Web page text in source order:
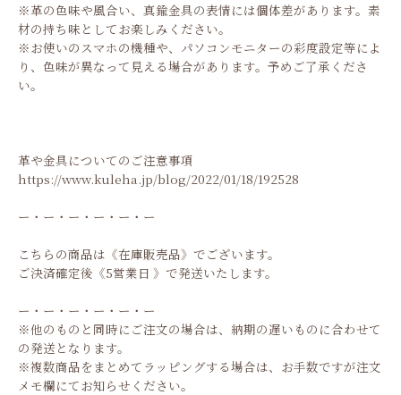
※革の色味や風合い、真鍮金具の表情には個体差があります。素
材の持ち味としてお楽しみください。
※お使いのスマホの機種や、パソコンモニターの彩度設定等によ
り、色味が異なって見える場合があります。予めご了承くださ
い。
革や金具についてのご注意事項
https://www.kuleha.jp/blog/2022/01/18/192528
ー・ー・ー・ー・ー・ー
こちらの商品は《在庫販売品》でございます。
ご決済確定後《5営業日 》で発送いたします。
ー・ー・ー・ー・ー・ー
※他のものと同時にご注文の場合は、納期の遅いものに合わせて
の発送となります。
※複数商品をまとめてラッピングする場合は、お手数ですが注文
メモ欄にてお知らせください。